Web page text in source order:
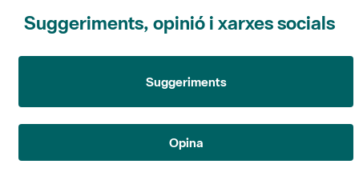
Suggeriments, opinió i xarxes socials
Suggeriments
Opina